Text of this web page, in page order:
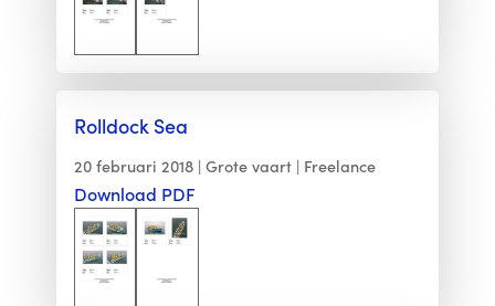
Rolldock Sea
20 februari 2018 Grote vaart Freelance
Download PDF